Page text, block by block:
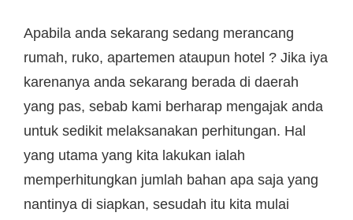
Apabila anda sekarang sedang merancang
rumah, ruko, apartemen ataupun hotel ? Jika iya
karenanya anda sekarang berada di daerah
yang pas, sebab kami berharap mengajak anda
untuk sedikit melaksanakan perhitungan. Hal
yang utama yang kita lakukan ialah
memperhitungkan jumlah bahan apa saja yang
nantinya di siapkan, sesudah itu kita mulai